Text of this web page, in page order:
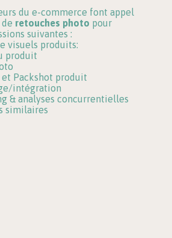
du e-commerce font appel
retouches photo pour
suivantes :
visuels produits:
produit
et Packshot produit
intégration
& analyses concurrentielles
similaires